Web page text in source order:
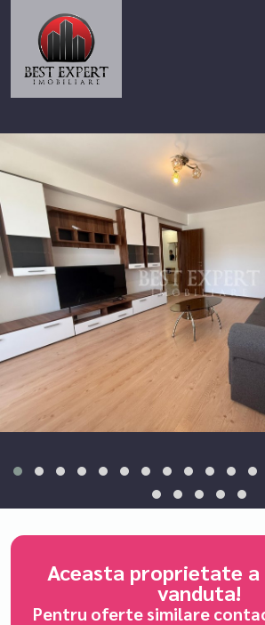
Aceasta proprietate
vanduta!
Pentru oferte similare